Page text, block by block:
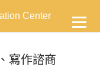
Center
寫作諮商